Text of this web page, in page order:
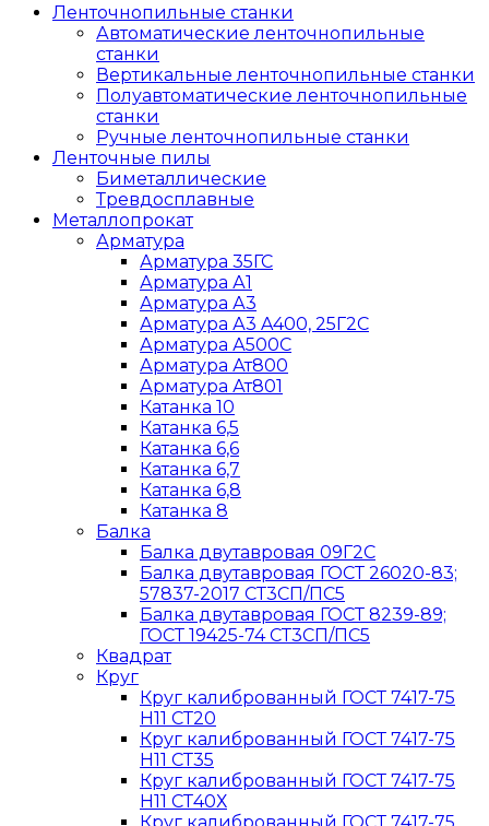
Ленточнопильные станки
Автоматические ленточнопильные
станки
Вертикальные ленточнопильные станки
Полуавтоматические ленточнопильные
станки
Ручные ленточнопильные станки
Ленточные пилы
Биметаллические
Тревдосплавные
Металлопрокат
Арматура
Арматура 35ГС
Арматура А1
Арматура А3
Арматура А3 A400, 25Г2С
Арматура А500С
Арматура Ат800
Арматура Ат801
Катанка 10
Катанка 6,5
Катанка 6,6
Катанка 6,7
Катанка 6,8
Катанка 8
Балка
Балка двутавровая 09Г2С
Балка двутавровая ГОСТ 26020-83;
57837-2017 СТ3СП/ПС5
Балка двутавровая ГОСТ 8239-89;
ГОСТ 19425-74 СТ3СП/ПС5
Квадрат
Круг
Круг калиброванный ГОСТ 7417-75
H11 СТ20
Круг калиброванный ГОСТ 7417-75
H11 СТ35
Круг калиброванный ГОСТ 7417-75
H11 СТ40Х